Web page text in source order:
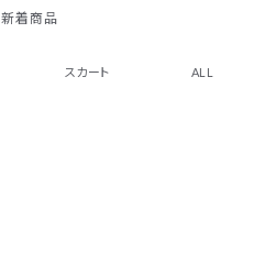
新着商品
スカート ALL